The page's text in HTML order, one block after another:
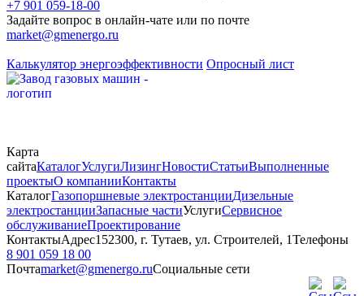
+7 901 059-18-00
Задайте вопрос в онлайн-чате или по почте
market@gmenergo.ru
Калькулятор энергоэффективности Опросный лист
Карта
сайтаКаталогУслугиЛизингНовостиСтатьиВыполненные
проектыО компанииКонтакты
КаталогГазопоршневые электростанцииДизельные
электростанцииЗапасные частиУслугиСервисное
обслуживаниеПроектирование
КонтактыАдрес152300, г. Тутаев, ул. Строителей, 1Телефоны
8 901 059 18 00
Почтаmarket@gmenergo.ruСоциальные сети